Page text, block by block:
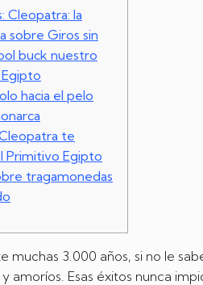
Cleopatra: la
sobre Giros sin
buck nuestro
hacia el pelo
te
Primitivo Egipto
tragamonedas
3.000 años, si no le
Esas éxitos nunca